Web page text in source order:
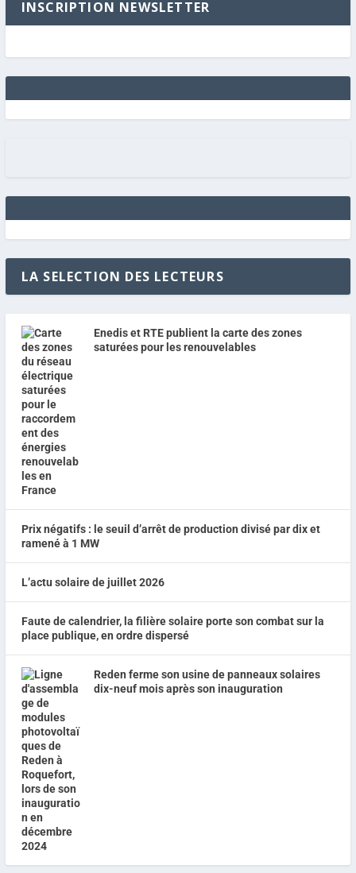
INSCRIPTION NEWSLETTER
LA SELECTION DES LECTEURS
Enedis et RTE publient la carte des zones
saturées pour les renouvelables
Prix négatifs : le seuil d’arrêt de production divisé par dix et
ramené à 1 MW
L’actu solaire de juillet 2026
Faute de calendrier, la filière solaire porte son combat sur la
place publique, en ordre dispersé
Reden ferme son usine de panneaux solaires
dix-neuf mois après son inauguration